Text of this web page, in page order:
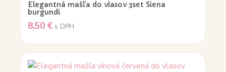
Elegantná mašľa do vlasov 3set Siena
burgundi
8,50 € s DPH